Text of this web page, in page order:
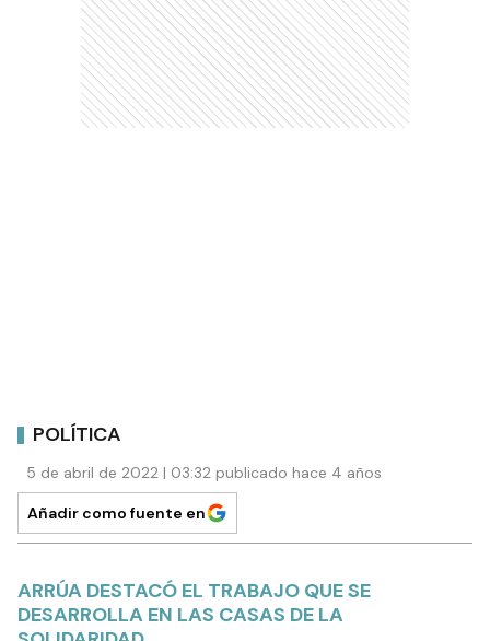
POLÍTICA
5 de abril de 2022 | 03:32 publicado hace 4 años
Añadir como fuente en
ARRÚA DESTACÓ EL TRABAJO QUE SE
DESARROLLA EN LAS CASAS DE LA